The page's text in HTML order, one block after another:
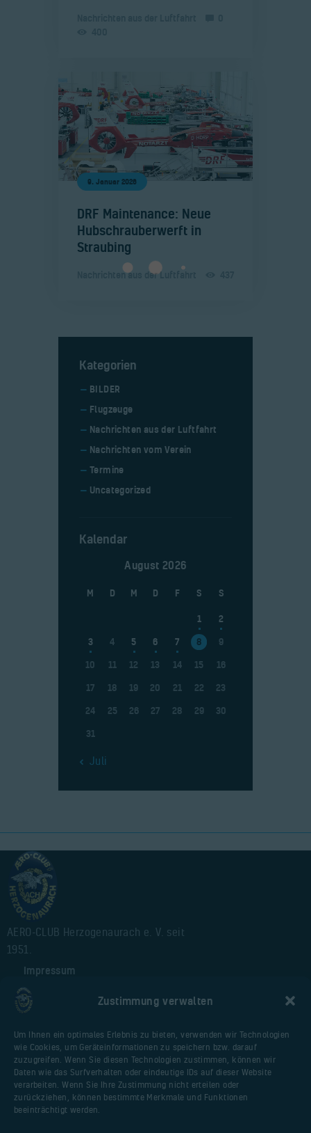
Zustimmung verwalten
Um Ihnen ein optimales Erlebnis zu bieten, verwenden wir Technologien
wie Cookies, um Geräteinformationen zu speichern bzw. darauf
zuzugreifen. Wenn Sie diesen Technologien zustimmen, können wir
Daten wie das Surfverhalten oder eindeutige IDs auf dieser Website
verarbeiten. Wenn Sie Ihre Zustimmung nicht erteilen oder
zurückziehen, können bestimmte Merkmale und Funktionen
beeinträchtigt werden.
9. Januar 2026
​DRF Maintenance: Neue
Hubschrauberwerft in
Straubing
Nachrichten aus der Luftfahrt
Kategorien
BILDER
Flugzeuge
Nachrichten aus der Luftfahrt
Nachrichten vom Verein
Termine
Uncategorized
Kalendar
August 2026
M D M D F S S
1
2
3
4 5 6 7 8
9
10
11 12 13 14 15
16
17
18 19 20 21 22
23
24
25 26 27 28 29
30
31
« Juli
AERO-CLUB Herzogenaurach e. V. seit
1951.
Impressum
Alte Webseite
Nützliche Seiten
Webseite Flugplatz
Vereinsfliegerportal
Huberschrauberschulung.de